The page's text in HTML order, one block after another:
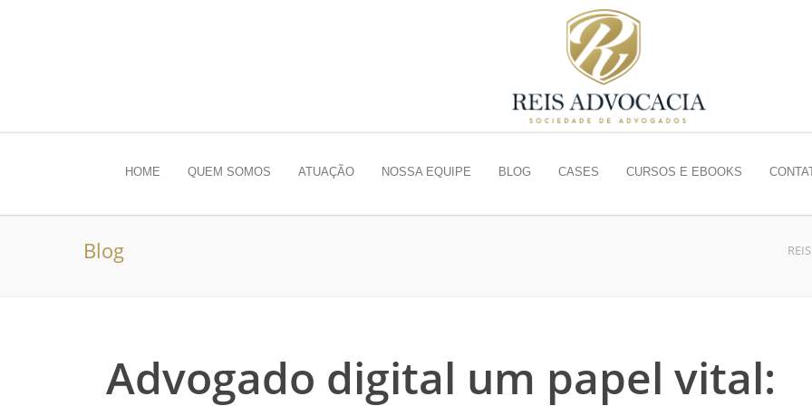
HOME QUEM SOMOS ATUAÇÃO NOSSA EQUIPE BLOG CASES CURSOS E EBOOKS
Blog
Advogado digital um papel vital: